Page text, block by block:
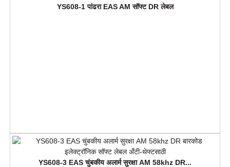
YS608-1 पांढरा EAS AM सॉफ्ट DR लेबल
YS608-3 EAS चुंबकीय अलार्म सुरक्षा AM 58khz DR...